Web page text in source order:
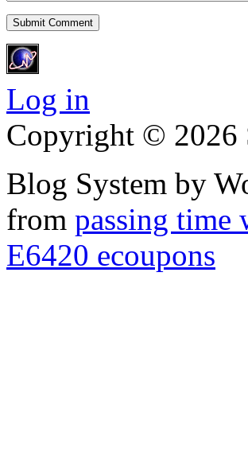
Submit Comment
Log in
Copyright © 2026
Blog System by
from passing time
E6420 ecoupons